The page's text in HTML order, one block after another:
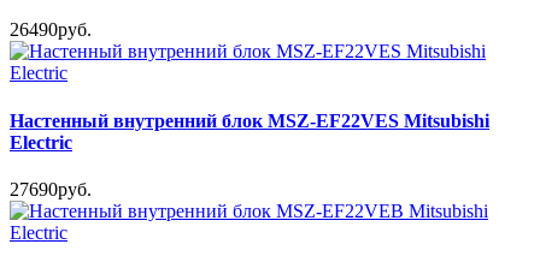
26490руб.
Настенный внутренний блок MSZ-EF22VES Mitsubishi
Electric
27690руб.